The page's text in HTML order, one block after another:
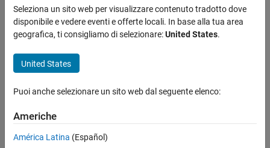
Categoria
Automated Driving Toolbox
Navigation Toolbox
RoadRunner
RoadRunner Scenario
Seleziona un sito web per visualizzare contenuto tradotto dove
disponibile e vedere eventi e offerte locali. In base alla tua area
geografica, ti consigliamo di selezionare:United States.
United States
Puoi anche selezionare un sito web dal seguente elenco:
Americhe
América Latina (Español)